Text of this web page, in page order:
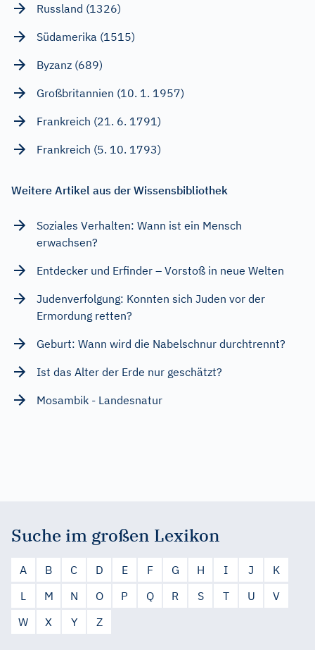
Russland (1326)
Südamerika (1515)
Byzanz (689)
Großbritannien (10. 1. 1957)
Frankreich (21. 6. 1791)
Frankreich (5. 10. 1793)
Weitere Artikel aus der Wissensbibliothek
Soziales Verhalten: Wann ist ein Mensch
erwachsen?
Entdecker und Erfinder – Vorstoß in neue Welten
Judenverfolgung: Konnten sich Juden vor der
Ermordung retten?
Geburt: Wann wird die Nabelschnur durchtrennt?
Ist das Alter der Erde nur geschätzt?
Mosambik - Landesnatur
Suche im großen Lexikon
A B C D E F G H I J
K
L
M N O P Q R S T U
V
W
X Y Z